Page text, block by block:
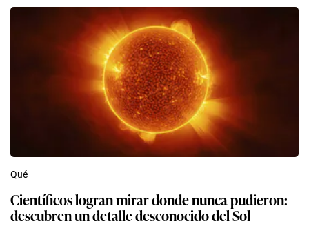
Qué
Científicos logran mirar donde nunca pudieron:
descubren un detalle desconocido del Sol